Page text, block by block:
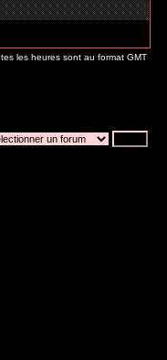
les heures sont au format GMT